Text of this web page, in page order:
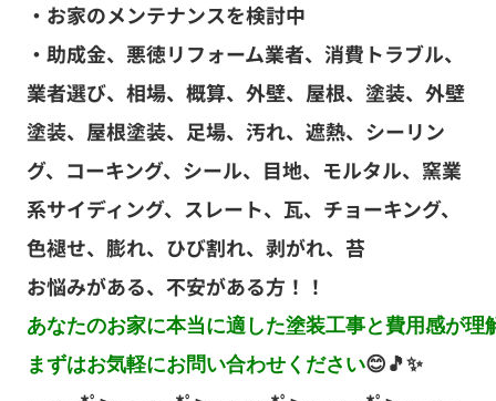
・お家のメンテナンスを検討中
・助成金、悪徳リフォーム業者、消費トラブル、
業者選び、相場、概算、外壁、屋根、塗装、外壁
塗装、屋根塗装、足場、汚れ、遮熱、シーリン
グ、コーキング、シール、目地、モルタル、窯業
系サイディング、スレート、瓦、チョーキング、
色褪せ、膨れ、ひび割れ、剥がれ、苔
お悩みがある、不安がある方！！
あなたのお家に本当に適した塗装工事と費用感が理
まずはお気軽にお問い合わせください
😊🎵✨